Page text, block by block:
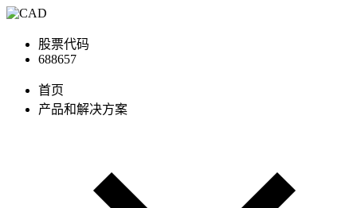
股票代码
688657
首页
产品和解决方案